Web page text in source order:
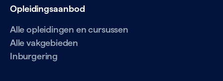
Opleidingsaanbod
Alle opleidingen en cursussen
Alle vakgebieden
Inburgering